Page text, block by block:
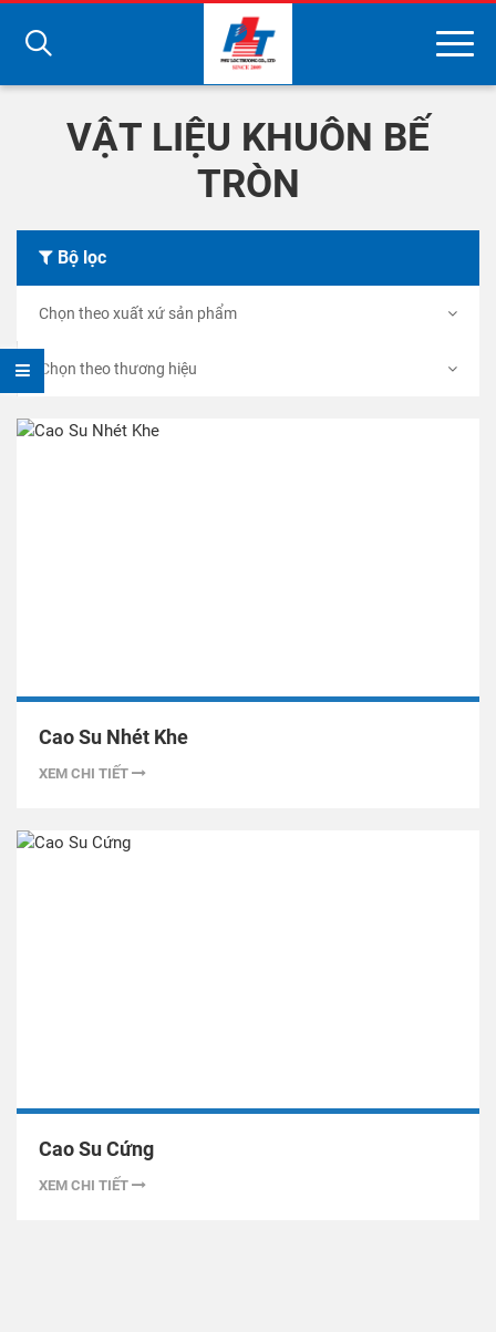
VẬT LIỆU KHUÔN BẾ
TRÒN
Bộ lọc
Chọn theo xuất xứ sản phẩm
Chọn theo thương hiệu
Cao Su Nhét Khe
XEM CHI TIẾT
Cao Su Cứng
XEM CHI TIẾT